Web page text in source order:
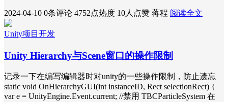
2024-04-10 0条评论 4752点热度 10人点赞 蒋程 阅读全文
Unity项目开发
Unity Hierarchy与Scene窗口的操作限制
记录一下在编写编辑器时对unity的一些操作限制，防止遗忘
static void OnHierarchyGUI(int instanceID, Rect selectionRect) {
var e = UnityEngine.Event.current; //禁用 TBCParticleSystem 在